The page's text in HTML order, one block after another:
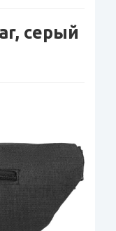
серый